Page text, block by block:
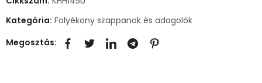
Kategória: Folyékony szappanok és adagolók
Megosztás: